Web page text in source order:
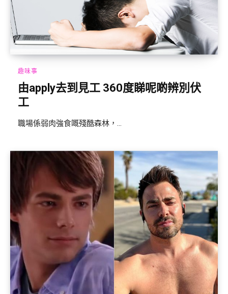
趣味事
由apply去到見工 360度睇呢啲辨別伏
工
職場係弱肉強食嘅殘酷森林，...